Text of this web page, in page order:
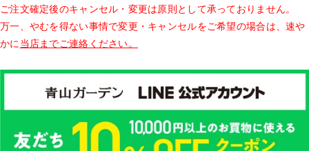
ご注文確定後のキャンセル・変更は原則として承っておりません。
万一、やむを得ない事情で変更・キャンセルをご希望の場合は、速や
かに 当店までご連絡ください。